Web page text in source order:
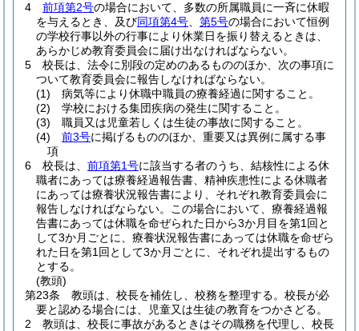
4
前項第2号の場合において、多数の所属職員に一斉に休暇
を与えるとき、及び同項第4号 第5号の場合において恒例
の学校行事以外の行事により休業日を振り替えるときは、
あらかじめ教育委員会に届け出なければならない。
5
校長は、法令に別段の定めのあるもののほか、次の事項に
ついて教育委員会に報告しなければならない。
(1)
病気等により休職中職員の療養経過に関すること。
(2)
学校における集団疾病の発生に関すること。
(3)
職員又は児童若しくは生徒の事故に関すること。
(4)
前3号に掲げるもののほか、重要又は異例に属する事
項
6
校長は、 前項第1号に該当する者のうち、結核性による休
職者にあっては療養経過報告書、精神疾患性による休職者
にあっては療養状況報告書により、それぞれ教育委員会に
報告しなければならない。
この場合において、療養経過報
告書にあっては休職を命ぜられた日から3か月目を第1回と
して3か月ごとに、療養状況報告書にあっては休職を命ぜら
れた日を第1回として3か月ごとに、それぞれ提出するもの
とする。
(教頭)
第23条
教頭は、校長を補佐し、校務を整理する。 校長が必
要と認める場合には、児童又は生徒の教育をつかさどる。
2
教頭は、校長に事故があるときはその職務を代理し、校長